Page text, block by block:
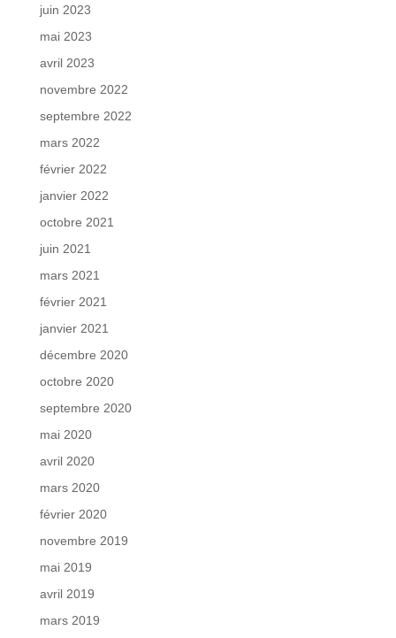
juin 2023
mai 2023
avril 2023
novembre 2022
septembre 2022
mars 2022
février 2022
janvier 2022
octobre 2021
juin 2021
mars 2021
février 2021
janvier 2021
décembre 2020
octobre 2020
septembre 2020
mai 2020
avril 2020
mars 2020
février 2020
novembre 2019
mai 2019
avril 2019
mars 2019